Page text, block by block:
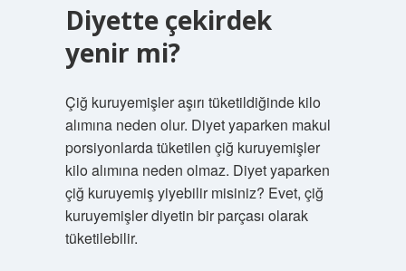
Diyette çekirdek
yenir mi?
Çiğ kuruyemişler aşırı tüketildiğinde kilo
alımına neden olur. Diyet yaparken makul
porsiyonlarda tüketilen çiğ kuruyemişler
kilo alımına neden olmaz. Diyet yaparken
çiğ kuruyemiş yiyebilir misiniz? Evet, çiğ
kuruyemişler diyetin bir parçası olarak
tüketilebilir.